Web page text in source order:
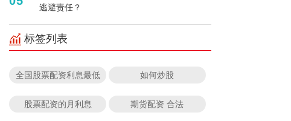
逃避责任？
标签列表
全国股票配资利息最低 如何炒股
股票配资的月利息 期货配资 合法